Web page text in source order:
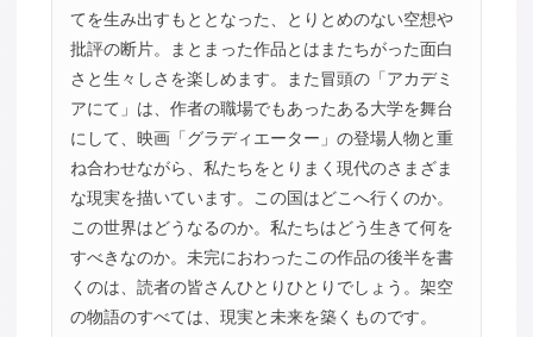
てを生み出すもととなった、とりとめのない空想や
批評の断片。まとまった作品とはまたちがった面白
さと生々しさを楽しめます。また冒頭の「アカデミ
アにて」は、作者の職場でもあったある大学を舞台
にして、映画「グラディエーター」の登場人物と重
ね合わせながら、私たちをとりまく現代のさまざま
な現実を描いています。この国はどこへ行くのか。
この世界はどうなるのか。私たちはどう生きて何を
すべきなのか。未完におわったこの作品の後半を書
くのは、読者の皆さんひとりひとりでしょう。架空
の物語のすべては、現実と未来を築くものです。